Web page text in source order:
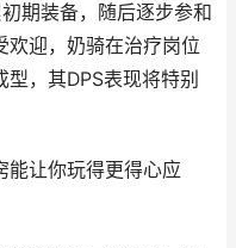
期装备，随后逐步参和
欢迎，奶骑在治疗岗位
，其DPS表现将特别
能让你玩得更得心应